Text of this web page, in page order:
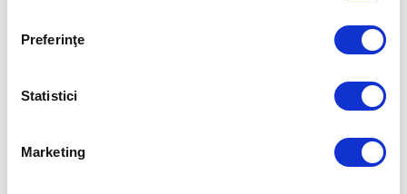
Preferinţe
Statistici
Marketing
Selectează Parteneriat
Persoană Contact:
Telefon: